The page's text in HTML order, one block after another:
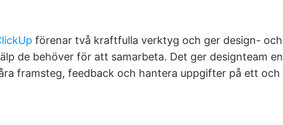
förenar två kraftfulla verktyg och ger design- och
de behöver för att samarbeta. Det ger designteam en
framsteg, feedback och hantera uppgifter på ett och